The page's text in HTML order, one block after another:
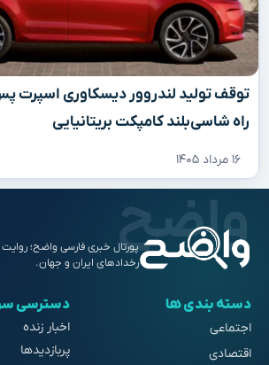
راه شاسی‌بلند کامپکت بریتانیایی
۱۶ مرداد ۱۴۰۵
پورتال خبری فارسی واضح؛
رخدادهای ایران و جهان.
دسته بندی ها
اجتماعی
اقتصادی
دسترسی
اخبار زنده
پربازدیدها